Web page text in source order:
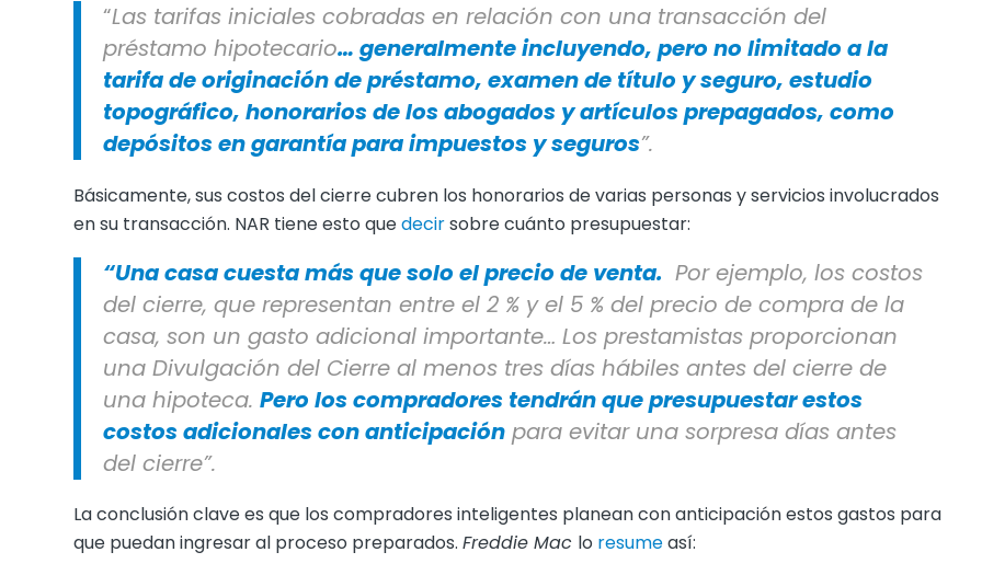
“Las tarifas iniciales cobradas en relación con una transacción del
préstamo hipotecario… generalmente incluyendo, pero no limitado a la
tarifa de originación de préstamo, examen de título y seguro, estudio
topográfico, honorarios de los abogados y artículos prepagados, como
depósitos en garantía para impuestos y seguros”.
Básicamente, sus costos del cierre cubren los honorarios de varias personas y servicios involucrados
en su transacción. NAR tiene esto quedecirsobre cuánto presupuestar:
“Una casa cuesta más que solo el precio de venta. Por ejemplo, los costos
del cierre, que representan entre el 2 % y el 5 % del precio de compra de la
casa, son un gasto adicional importante… Los prestamistas proporcionan
una Divulgación del Cierre al menos tres días hábiles antes del cierre de
una hipoteca. Pero los compradores tendrán que presupuestar estos
costos adicionales con anticipación para evitar una sorpresa días antes
del cierre”.
La conclusión clave es que los compradores inteligentes planean con anticipación estos gastos para
que puedan ingresar al proceso preparados. Freddie Mac lo resumeasí: